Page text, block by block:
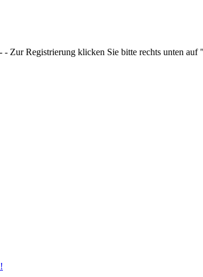
Zur Registrierung klicken Sie bitte rechts unten auf